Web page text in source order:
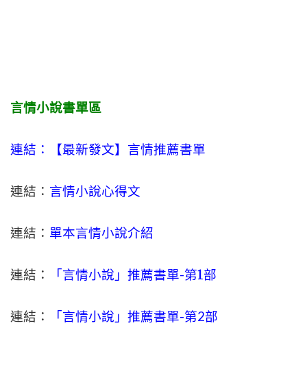
言情小說書單區
連結：【最新發文】 言情推薦書單
連結： 言情小說心得文
連結： 單本言情小說介紹
連結： 「言情小說」推薦書單-第1部
連結： 「言情小說」推薦書單-第2部